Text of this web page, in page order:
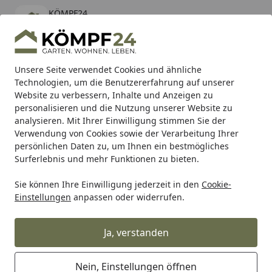
Unsere Seite verwendet Cookies und ähnliche
Technologien, um die Benutzererfahrung auf unserer
Website zu verbessern, Inhalte und Anzeigen zu
personalisieren und die Nutzung unserer Website zu
analysieren. Mit Ihrer Einwilligung stimmen Sie der
Verwendung von Cookies sowie der Verarbeitung Ihrer
persönlichen Daten zu, um Ihnen ein bestmögliches
Surferlebnis und mehr Funktionen zu bieten.
Sie können Ihre Einwilligung jederzeit in den Cookie-
Einstellungen anpassen oder widerrufen.
Ja, verstanden
Nein, Einstellungen öffnen
KÖMPF24
kostenlos - Im App Store
Hotline
Alle Produkte
Mein Konto
Suchen
Karibu Pools inkl. gratis Sandfilteranlage & Pool-
Starterset (Gesamtwert bis 468,99€)
Startseite
Auto & Zweirad Fahrradzubehör & Fahrradbedarf
Widek Klingel Paperclip mini
schwarz/silber